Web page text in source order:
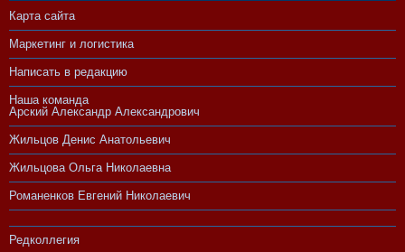
Карта сайта
Маркетинг и логистика
Написать в редакцию
Наша команда
Арский Александр Александрович
Жильцов Денис Анатольевич
Жильцова Ольга Николаевна
Романенков Евгений Николаевич
Редколлегия